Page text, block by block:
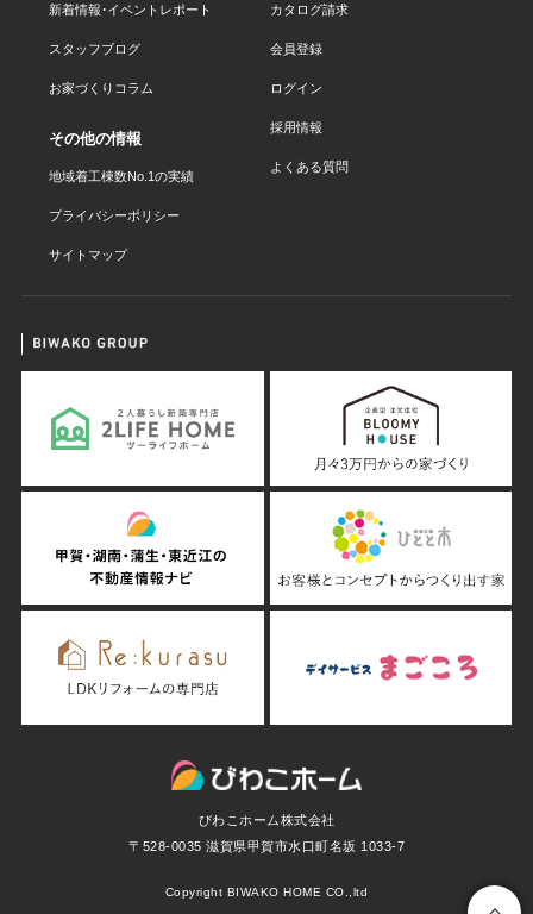
新着情報・イベントレポート
スタッフブログ
お家づくりコラム
カタログ請求
会員登録
ログイン
採用情報
よくある質問
その他の情報
地域着工棟数No.1の実績
プライバシーポリシー
サイトマップ
びわこホーム株式会社
〒528-0035 滋賀県甲賀市水口町名坂 1033-7
Copyright BIWAKO HOME CO.,ltd